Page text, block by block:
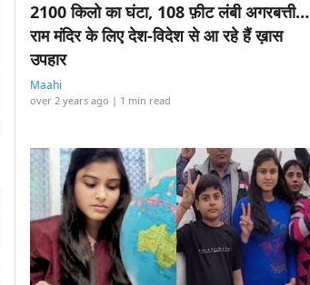
2100 किलो का घंटा, 108 फ़ीट लंबी अगरबत्ती…
राम मंदिर के लिए देश-विदेश से आ रहे हैं ख़ास
उपहार
Maahi
over 2 years ago | 1 min read